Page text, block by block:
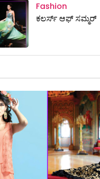
Fashion
ಕಲರ್ಸ್‌ ಆಫ್‌ ಸಮ್ಮರ್‌